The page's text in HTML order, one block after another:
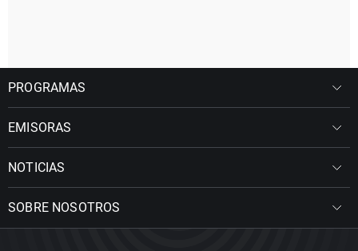
PROGRAMAS
EMISORAS
NOTICIAS
SOBRE NOSOTROS